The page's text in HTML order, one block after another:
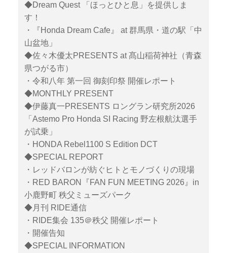
◆Dream Quest 「ほっとひと息」を提供しま
す！
・『Honda Dream Cafe』 at 群馬県・道の駅「中
山盆地」
◆佐々木優太PRESENTS at 髙山稲荷神社（青森
県つがる市）
・令和八年 第一回 御刻印祭 開催レポート
◆MONTHLY PRESENT
◆伊藤真一PRESENTS ロングラン研究所2026
「Astemo Pro Honda SI Racing 野左根航汰選手
が試乗」
・HONDA Rebel1100 S Edition DCT
◆SPECIAL REPORT
・レッドバロンが紡ぐヒトとモノづくりの現場
・RED BARON『FAN FUN MEETING 2026』in
小鹿野町 秩父ミューズパーク
◆月刊 RIDE通信
・RIDE集会 135＠秩父 開催レポート
・開催告知
◆SPECIAL INFORMATION